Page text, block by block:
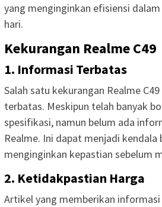
yang menginginkan efisiensi
hari.
Kekurangan Realme C49
1. Informasi Terbatas
Salah satu kekurangan Realme
terbatas. Meskipun telah banyak
spesifikasi, namun belum ada
Realme. Ini dapat menjadi kendala
menginginkan kepastian sebelum
2. Ketidakpastian Harga
Artikel yang memberikan informasi